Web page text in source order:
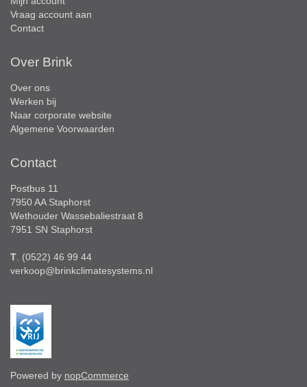
Vraag account aan
Contact
Over Brink
Over ons
Werken bij
Naar corporate website
Algemene Voorwaarden
Contact
Postbus 11
7950 AA Staphorst
Wethouder Wassebaliestraat 8
7951 SN Staphorst
T . (0522) 46 99 44
verkoop@brinkclimatesystems.nl
Powered by nopCommerce